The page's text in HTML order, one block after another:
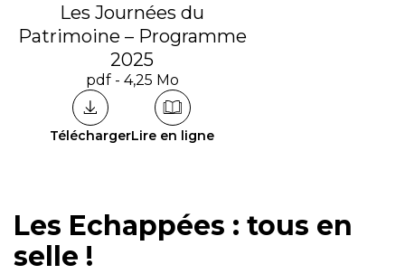
Les Journées du
Patrimoine – Programme
2025
pdf - 4,25 Mo
TéléchargerLire en ligne
Les Echappées : tous en
selle !